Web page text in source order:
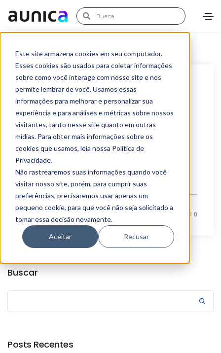
Este site armazena cookies em seu computador.
Esses cookies são usados para coletar informações
sobre como você interage com nosso site e nos
permite lembrar de você. Usamos essas
informações para melhorar e personalizar sua
experiência e para análises e métricas sobre nossos
visitantes, tanto nesse site quanto em outras
mídias. Para obter mais informações sobre os
cookies que usamos, leia nossa Política de
Privacidade.
Não rastrearemos suas informações quando você
visitar nosso site, porém, para cumprir suas
preferências, precisaremos usar apenas um
pequeno cookie, para que você não seja solicitado a
tomar essa decisão novamente.
Aceitar Recusar
A importância do SEO na estratégia de
marketing digital
Atualmente usamos os sites de buscas como o
Google para perguntar sobre tudo. Como fazer...
LEIA MAIS
0
Buscar
Posts Recentes